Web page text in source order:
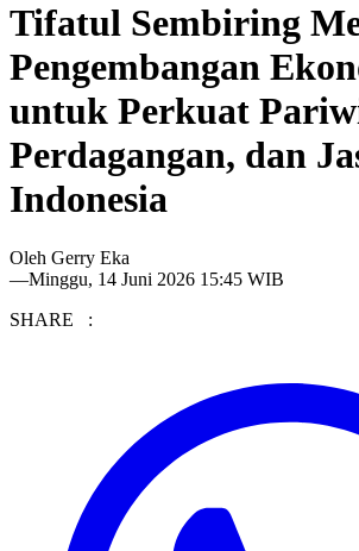
Tifatul Sembiring
Pengembangan
untuk Perkuat
Perdagangan, dan
Indonesia
Oleh Gerry Eka
—Minggu, 14 Juni 2026 15:45 WIB
SHARE :